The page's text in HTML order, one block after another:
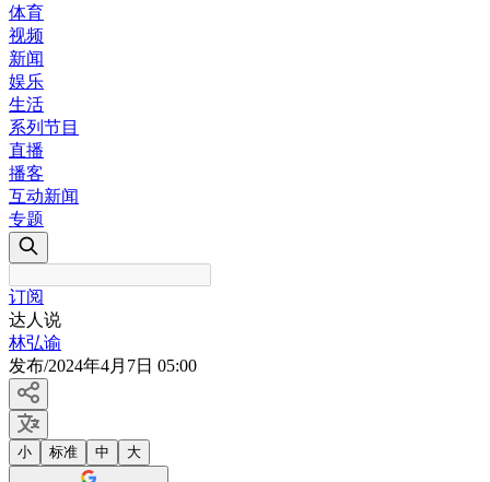
体育
视频
新闻
娱乐
生活
系列节目
直播
播客
互动新闻
专题
订阅
达人说
林弘谕
发布/2024年4月7日 05:00
小 标准 中 大